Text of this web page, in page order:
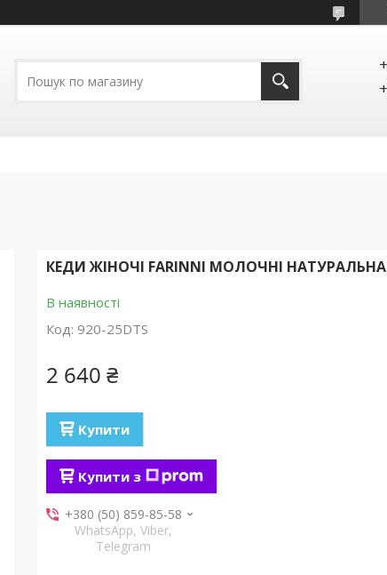
КЕДИ ЖІНОЧІ FARINNI МОЛОЧНІ НАТУРАЛЬНА
В наявності
Код: 920-25DTS
2 640 ₴
Купити
Купити з
+380 (50) 859-85-58
WhatsApp, Viber,
Telegram